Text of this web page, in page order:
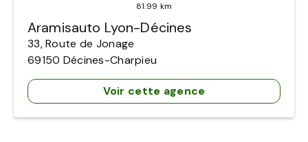
81.99 km
Aramisauto Lyon-Décines
33, Route de Jonage
69150 Décines-Charpieu
Voir cette agence